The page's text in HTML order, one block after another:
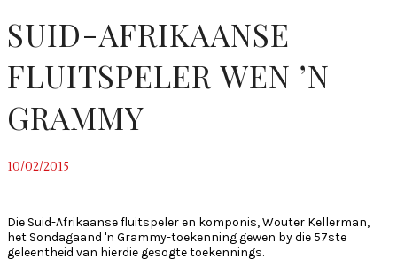
SUID-AFRIKAANSE
FLUITSPELER WEN ’N
GRAMMY
10/02/2015
Die Suid-Afrikaanse fluitspeler en komponis, Wouter Kellerman,
het Sondagaand 'n Grammy-toekenning gewen by die 57ste
geleentheid van hierdie gesogte toekennings.